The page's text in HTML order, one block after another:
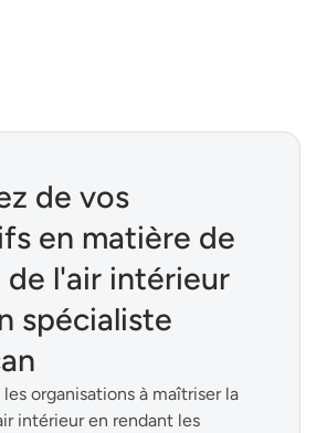
de vos
en matière de
de l'air intérieur
spécialiste
les organisations à maîtriser la
intérieur en rendant les